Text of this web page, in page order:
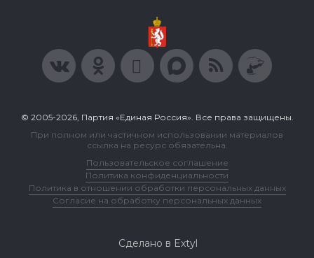
© 2005-2026, Партия «Единая Россия». Все права защищены.
При полном или частичном использовании материалов
ссылка на ресурс обязательна.
Пользовательское соглашение
Политика конфиденциальности
Политика в отношении обработки персональных данных
Согласие на обработку персональных данных
Сделано в Extyl